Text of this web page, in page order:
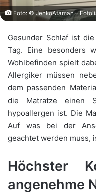
Foto: © JenkoAtaman –
Gesunder Schlaf ist
Tag. Eine besonders
Wohlbefinden spielt
Allergiker müssen
dem passenden
die Matratze einen
hypoallergen ist. Die
Auf was bei der
geachtet werden muss,
Höchster
angenehme